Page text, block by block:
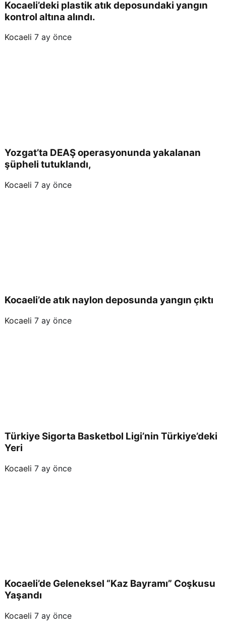
Kocaeli’deki plastik atık deposundaki yangın
kontrol altına alındı.
Kocaeli 7 ay önce
Yozgat’ta DEAŞ operasyonunda yakalanan
şüpheli tutuklandı,
Kocaeli 7 ay önce
Kocaeli’de atık naylon deposunda yangın çıktı
Kocaeli 7 ay önce
Türkiye Sigorta Basketbol Ligi’nin Türkiye’deki
Yeri
Kocaeli 7 ay önce
Kocaeli’de Geleneksel “Kaz Bayramı” Coşkusu
Yaşandı
Kocaeli 7 ay önce